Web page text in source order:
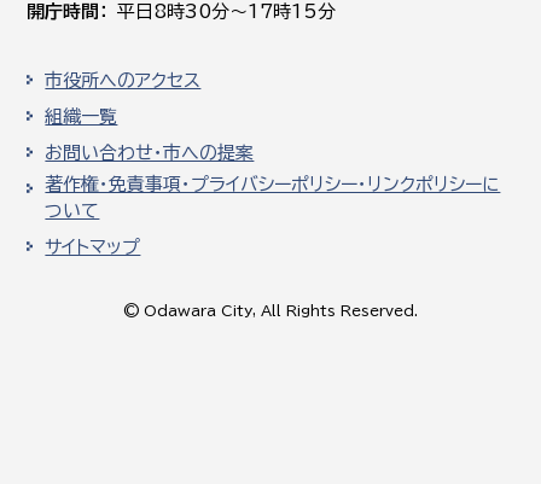
開庁時間
平日8時30分～17時15分
市役所へのアクセス
組織一覧
お問い合わせ・市への提案
著作権・免責事項・プライバシーポリシー・リンクポリシーに
ついて
サイトマップ
© Odawara City, All Rights Reserved.